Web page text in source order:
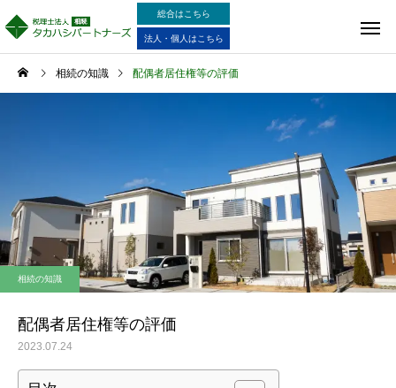
総合はこちら
法人・個人はこちら
相続の知識 配偶者居住権等の評価
相続の知識
配偶者居住権等の評価
2023.07.24